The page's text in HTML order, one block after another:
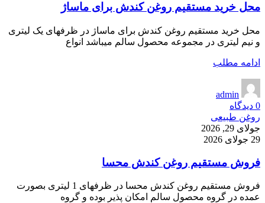
محل خرید مستقیم روغن کندش برای ماساژ
محل خرید مستقیم روغن کندش برای ماساژ در ظرفهای یک لیتری
و نیم لیتری در مجموعه محصول سالم میباشد انواع
ادامه مطلب
admin
0 دیدگاه
روغن طبیعی
جولای 29, 2026
29 جولای 2026
فروش مستقیم روغن کندش محسا
فروش مستقیم روغن کندش محسا در ظرفهای 1 لیتری بصورت
عمده در گروه محصول سالم امکان پذیر بوده و گروه